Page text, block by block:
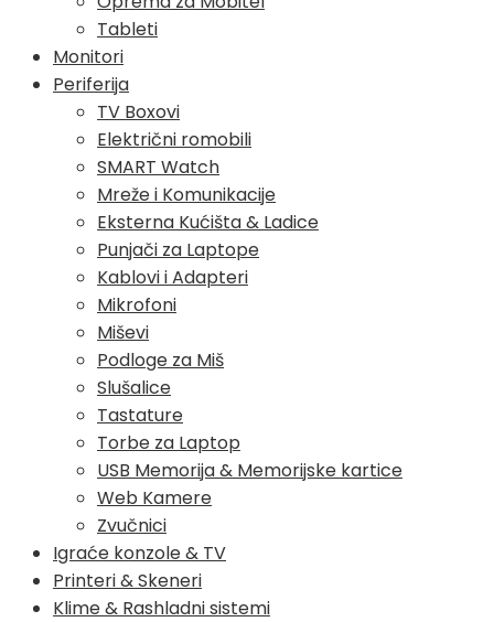
Tableti
Monitori
Periferija
TV Boxovi
Električni romobili
SMART Watch
Mreže i Komunikacije
Eksterna Kućišta & Ladice
Punjači za Laptope
Kablovi i Adapteri
Mikrofoni
Miševi
Podloge za Miš
Slušalice
Tastature
Torbe za Laptop
USB Memorija & Memorijske kartice
Web Kamere
Zvučnici
Igraće konzole & TV
Printeri & Skeneri
Klime & Rashladni sistemi